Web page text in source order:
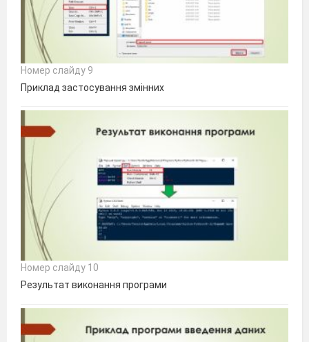
Номер слайду 9
Приклад застосування змінних
Номер слайду 10
Результат виконання програми